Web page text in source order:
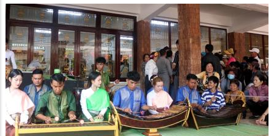
chọn biểu trưng (logo) của tỉnh An Giang.